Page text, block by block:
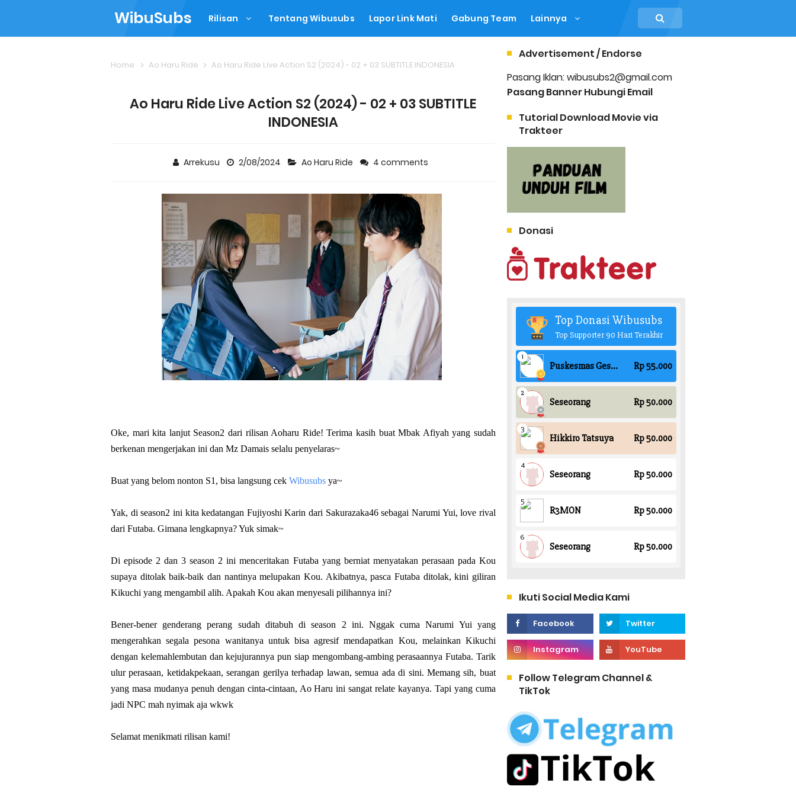
WibuSubs Rilisan Tentang Wibusubs Lapor Link Mati Gabung Team Lainnya
Home Ao Haru Ride Ao Haru Ride Live Action S2 (2024) - 02 + 03 SUBTITLE INDONESIA
Ao Haru Ride Live Action S2 (2024) - 02 + 03 SUBTITLE
INDONESIA
Arrekusu 2/08/2024 Ao Haru Ride 4 comments
Oke, mari kita lanjut Season2 dari rilisan Aoharu Ride! Terima kasih buat Mbak Afiyah yang sudah
berkenan mengerjakan ini dan Mz Damais selalu penyelaras~
Buat yang belom nonton S1, bisa langsung cek Wibusubs ya~
Yak, di season2 ini kita kedatangan Fujiyoshi Karin dari Sakurazaka46 sebagai Narumi Yui, love rival
dari Futaba. Gimana lengkapnya? Yuk simak~
Di episode 2 dan 3 season 2 ini menceritakan Futaba yang berniat menyatakan perasaan pada Kou
supaya ditolak baik-baik dan nantinya melupakan Kou. Akibatnya, pasca Futaba ditolak, kini giliran
Kikuchi yang mengambil alih. Apakah Kou akan menyesali pilihannya ini?
Bener-bener genderang perang sudah ditabuh di season 2 ini. Nggak cuma Narumi Yui yang
mengerahkan segala pesona wanitanya untuk bisa agresif mendapatkan Kou, melainkan Kikuchi
dengan kelemahlembutan dan kejujurannya pun siap mengombang-ambing perasaannya Futaba. Tarik
ulur perasaan, ketidakpekaan, serangan gerilya terhadap lawan, semua ada di sini. Memang sih, buat
yang masa mudanya penuh dengan cinta-cintaan, Ao Haru ini sangat relate kayanya. Tapi yang cuma
jadi NPC mah nyimak aja wkwk
Selamat menikmati rilisan kami!
Advertisement / Endorse
Pasang Iklan: wibusubs2@gmail.com
Pasang Banner Hubungi Email
Tutorial Download Movie via
Trakteer
Donasi
Ikuti Social Media Kami
Follow Telegram Channel &
TikTok